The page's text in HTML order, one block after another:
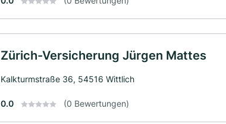
Zürich-Versicherung Jürgen Mattes
Kalkturmstraße 36, 54516 Wittlich
0.0 (0 Bewertungen)